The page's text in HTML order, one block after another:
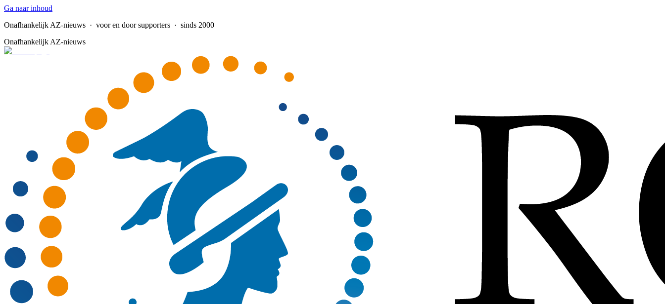
Ga naar inhoud
Onafhankelijk AZ-nieuws · voor en door supporters · sinds 2000
Onafhankelijk AZ-nieuws